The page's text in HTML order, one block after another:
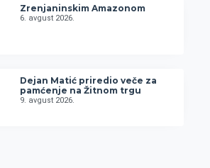
Zrenjaninskim Amazonom
6. avgust 2026.
Dejan Matić priredio veče za
pamćenje na Žitnom trgu
9. avgust 2026.